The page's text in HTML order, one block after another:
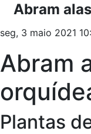
Abram
seg, 3 maio 2021
Abram
Plantas